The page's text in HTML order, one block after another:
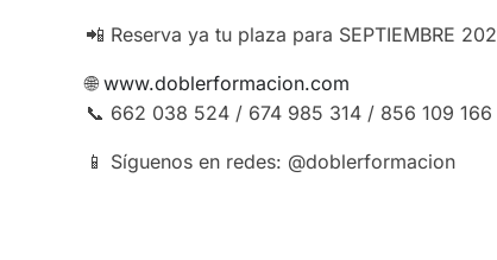
📲 Reserva ya tu plaza para SEPTIEMBRE
🌐 www.doblerformacion.com
📞 662 038 524 / 674 985 314 / 856 109 166
📱 Síguenos en redes: @doblerformacion